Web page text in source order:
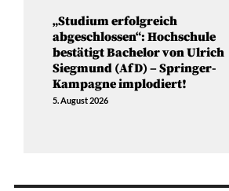
„Studium erfolgreich
abgeschlossen“: Hochschule
bestätigt Bachelor von Ulrich
Siegmund (AfD) – Springer-
Kampagne implodiert!
5. August 2026